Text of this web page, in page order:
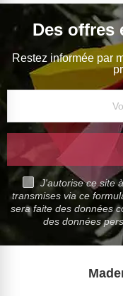
Des offres
Restez informée par
J'autorise ce site
transmises via ce
sera faite des données
des données